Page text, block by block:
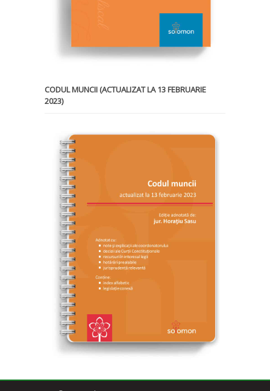
CODUL MUNCII (ACTUALIZAT LA 13 FEBRUARIE
2023)